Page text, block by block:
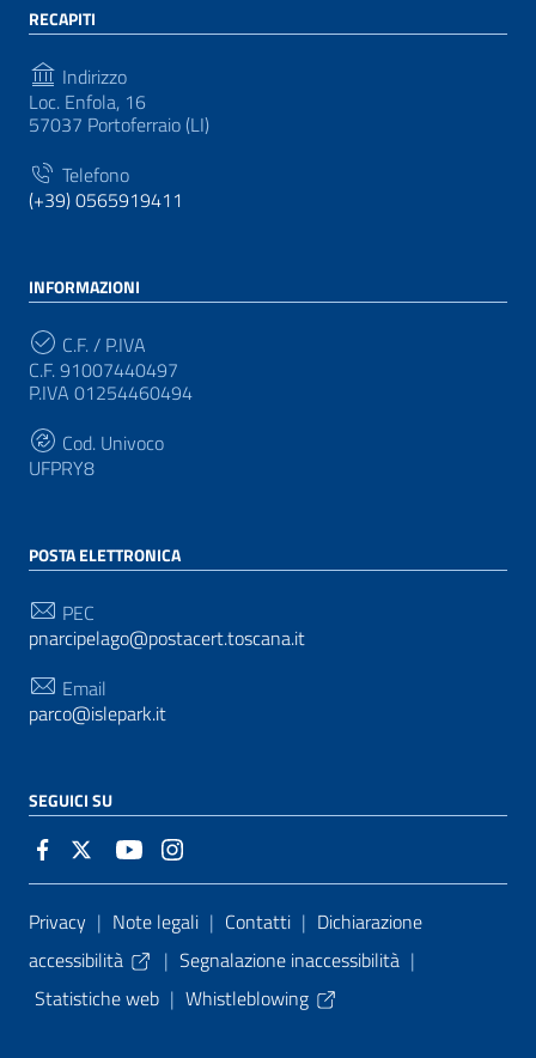
RECAPITI
Indirizzo
Loc. Enfola, 16
57037 Portoferraio (LI)
Telefono
(+39) 0565919411
INFORMAZIONI
C.F. / P.IVA
C.F. 91007440497
P.IVA 01254460494
Cod. Univoco
UFPRY8
POSTA ELETTRONICA
PEC
pnarcipelago@postacert.toscana.it
Email
parco@islepark.it
SEGUICI SU
Sezione Link Utili
Privacy | Note legali | Contatti | Dichiarazione
accessibilità
| Segnalazione inaccessibilità |
Statistiche web | Whistleblowing